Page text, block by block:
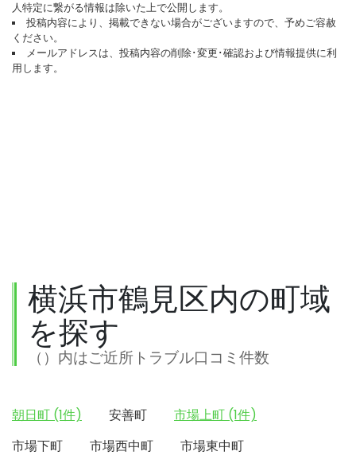
人特定に繋がる情報は除いた上で公開します。
投稿内容により、掲載できない場合がございますので、予めご容赦
ください。
メールアドレスは、投稿内容の削除･変更･確認および情報提供に利
用します。
横浜市鶴見区内の町域
を探す
（）内はご近所トラブル口コミ件数
朝日町 (1件) 安善町
市場上町 (1件)
市場下町
市場西中町
市場東中町